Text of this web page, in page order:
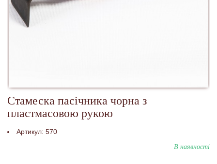
Стамеска пасічника чорна з
пластмасовою рукою
Артикул: 570
В наявності